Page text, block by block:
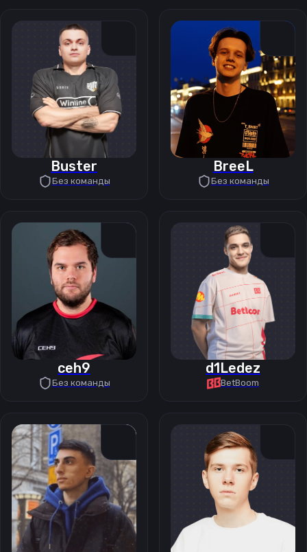
Buster
Без команды
BreeL
Без команды
ceh9
Без команды
d1Ledez
BetBoom